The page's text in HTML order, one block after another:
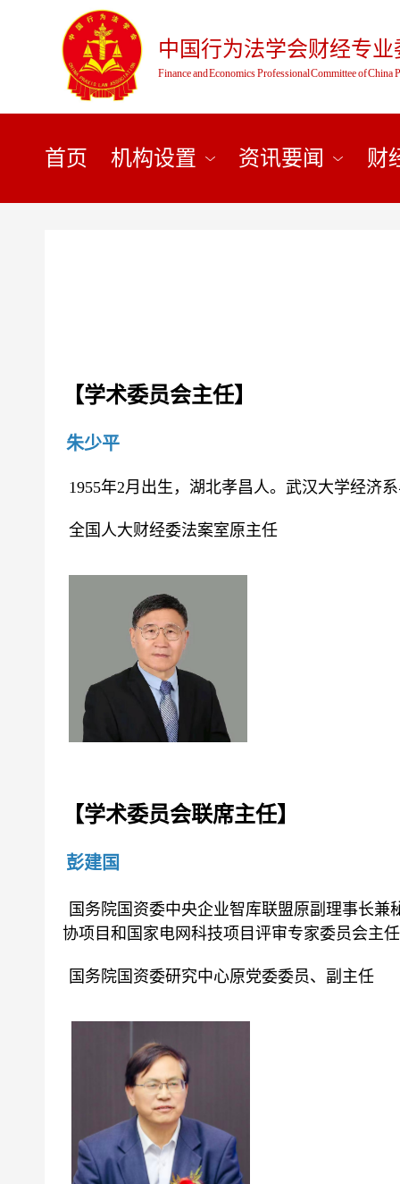
中国行为法学会财经专业
Finance and Economics Professional Committee of China
首页 机构设置 资讯要闻 财
【学术委员会主任】
朱少平
1955年2月出生，湖北孝昌人。武汉大学经济
全国人大财经委法案室原主任
【学术委员会联席主任】
彭建国
国务院国资委中央企业智库联盟原副理事长
协项目和国家电网科技项目评审专家委员会主
国务院国资委研究中心原党委委员、副主任